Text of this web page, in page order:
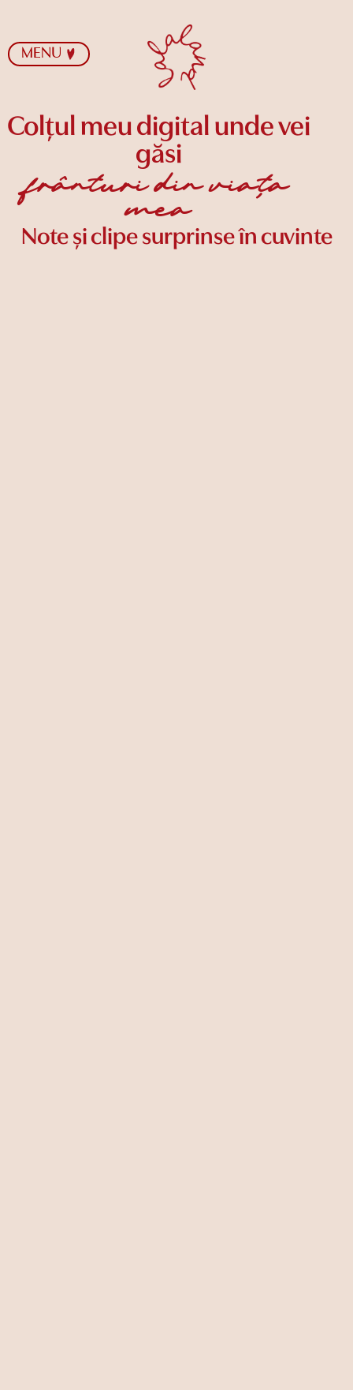
MENU
Colțul meu digital unde vei
găsi
frânturi din viața
mea
Note și clipe surprinse în cuvinte